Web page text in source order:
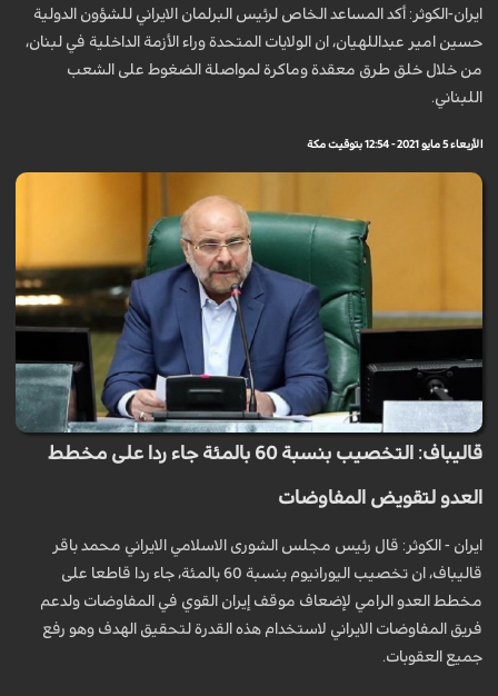
ايران-الكوثر: أكد المساعد الخاص لرئيس البرلمان الايراني للشؤون الدولية
حسين امير عبداللهيان، ان الولايات المتحدة وراء الأزمة الداخلية في لبنان،
من خلال خلق طرق معقدة وماكرة لمواصلة الضغوط على الشعب
اللبناني.
الأربعاء 5 مايو 2021 - 12:54 بتوقيت مكة
قاليباف: التخصيب بنسبة 60 بالمئة جاء ردا على مخطط
العدو لتقويض المفاوضات
ايران - الكوثر: قال رئيس مجلس الشورى الاسلامي الايراني محمد باقر
قاليباف، ان تخصيب اليورانيوم بنسبة 60 بالمئة، جاء ردا قاطعا على
مخطط العدو الرامي لإضعاف موقف إيران القوي في المفاوضات ولدعم
فريق المفاوضات الايراني لاستخدام هذه القدرة لتحقيق الهدف وهو رفع
جميع العقوبات.